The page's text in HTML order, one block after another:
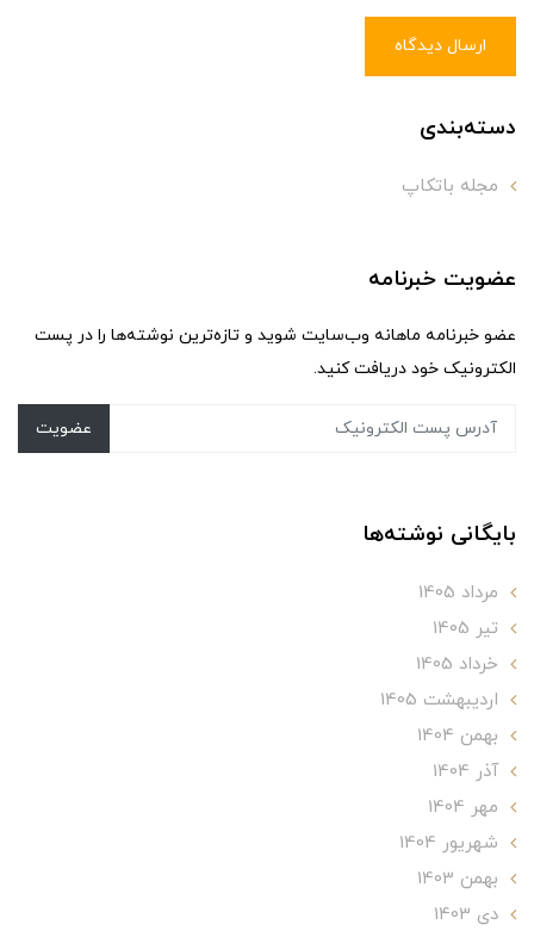
ارسال دیدگاه
دسته‌بندی
مجله باتکاپ
عضویت خبرنامه
عضو خبرنامه ماهانه وب‌سایت شوید و تازه‌ترین نوشته‌ها را در پست
الکترونیک خود دریافت کنید.
عضویت
بایگانی نوشته‌ها
مرداد 1405
تير 1405
خرداد 1405
ارديبهشت 1405
بهمن 1404
آذر 1404
مهر 1404
شهریور 1404
بهمن 1403
دی 1403